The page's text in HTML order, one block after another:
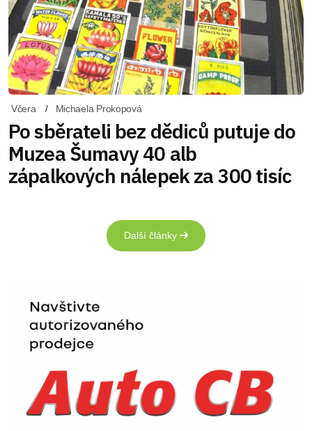
Včera Michaela Prokopová
Po sběrateli bez dědiců putuje do
Muzea Šumavy 40 alb
zápalkových nálepek za 300 tisíc
Další články